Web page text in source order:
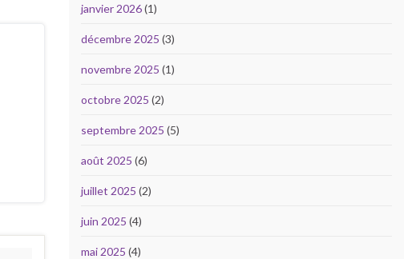
janvier 2026(1)
décembre 2025 (3)
novembre 2025 (1)
octobre 2025 (2)
septembre 2025 (5)
août 2025 (6)
juillet 2025 (2)
juin 2025 (4)
mai 2025 (4)